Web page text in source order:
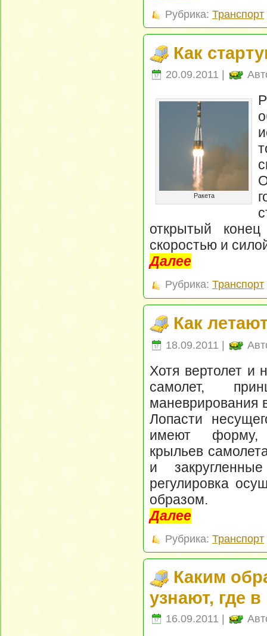
Рубрика: Транспорт
Как
20.09.2011 |
Ракета
открытый
скоростью и
Далее
Рубрика: Транспорт
Как
18.09.2011 |
Хотя вертолет и
самолет,
маневрирования
Лопасти
имеют
крыльев
и
регулировка
образом.
Далее
Рубрика: Транспорт
Каким
узнают, где
16.09.2011 |